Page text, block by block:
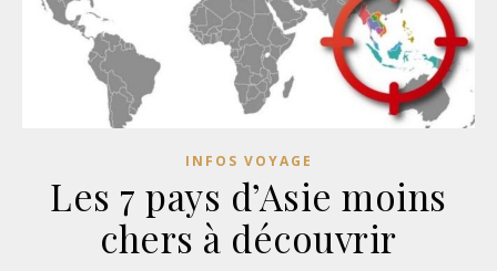
INFOS VOYAGE
Les 7 pays d’Asie moins
chers à découvrir